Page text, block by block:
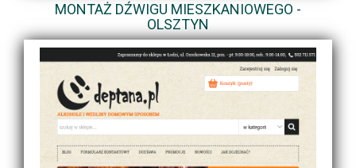
MONTAŻ DŹWIGU MIESZKANIOWEGO -
OLSZTYN